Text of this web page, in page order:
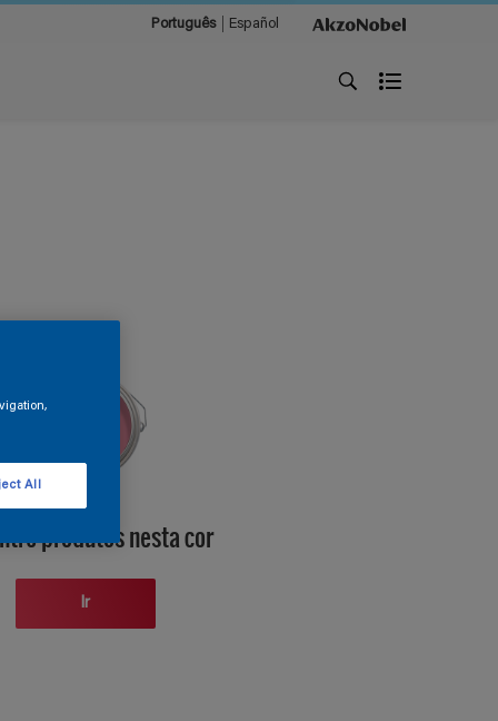
Português Español
produtos nesta cor
Ir
All